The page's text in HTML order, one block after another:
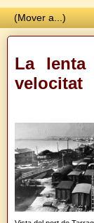
La lenta
velocitat